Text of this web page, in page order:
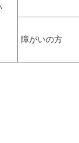
障がいの方